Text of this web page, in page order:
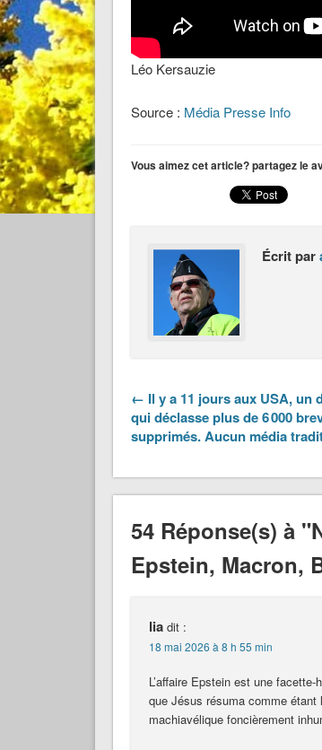
Léo Kersauzie
Source : Média Presse Info
Vous aimez cet article? partagez le
Écrit par
← Il y a 11 jours aux USA, un
qui déclasse plus de 6 000
supprimés. Aucun média
54 Réponse(s) à
Epstein, Macron,
lia dit :
18 mai 2026 à 8 h 55 min
L’affaire Epstein est une
que Jésus résuma comme
machiavélique foncièrement